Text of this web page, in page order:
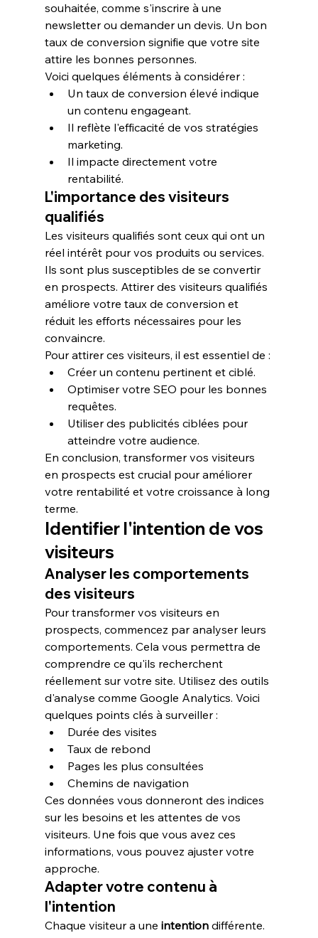
souhaitée, comme s'inscrire à une
newsletter ou demander un devis. Un bon
taux de conversion signifie que votre site
attire les bonnes personnes.
Voici quelques éléments à considérer :
Un taux de conversion élevé indique
un contenu engageant.
Il reflète l'efficacité de vos stratégies
marketing.
Il impacte directement votre
rentabilité.
L'importance des visiteurs
qualifiés
Les visiteurs qualifiés sont ceux qui ont un
réel intérêt pour vos produits ou services.
Ils sont plus susceptibles de se convertir
en prospects. Attirer des visiteurs qualifiés
améliore votre taux de conversion et
réduit les efforts nécessaires pour les
convaincre.
Pour attirer ces visiteurs, il est essentiel de :
Créer un contenu pertinent et ciblé.
Optimiser votre SEO pour les bonnes
requêtes.
Utiliser des publicités ciblées pour
atteindre votre audience.
En conclusion, transformer vos visiteurs
en prospects est crucial pour améliorer
votre rentabilité et votre croissance à long
terme.
Identifier l'intention de vos
visiteurs
Analyser les comportements
des visiteurs
Pour transformer vos visiteurs en
prospects, commencez par analyser leurs
comportements. Cela vous permettra de
comprendre ce qu'ils recherchent
réellement sur votre site. Utilisez des outils
d'analyse comme Google Analytics. Voici
quelques points clés à surveiller :
Durée des visites
Taux de rebond
Pages les plus consultées
Chemins de navigation
Ces données vous donneront des indices
sur les besoins et les attentes de vos
visiteurs. Une fois que vous avez ces
informations, vous pouvez ajuster votre
approche.
Adapter votre contenu à
l'intention
Chaque visiteur a une intention différente.